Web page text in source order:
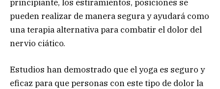
principiante, los estiramientos, posiciones se
pueden realizar de manera segura y ayudará como
una terapia alternativa para combatir el dolor del
nervio ciático.
Estudios han demostrado que el yoga es seguro y
eficaz para que personas con este tipo de dolor la